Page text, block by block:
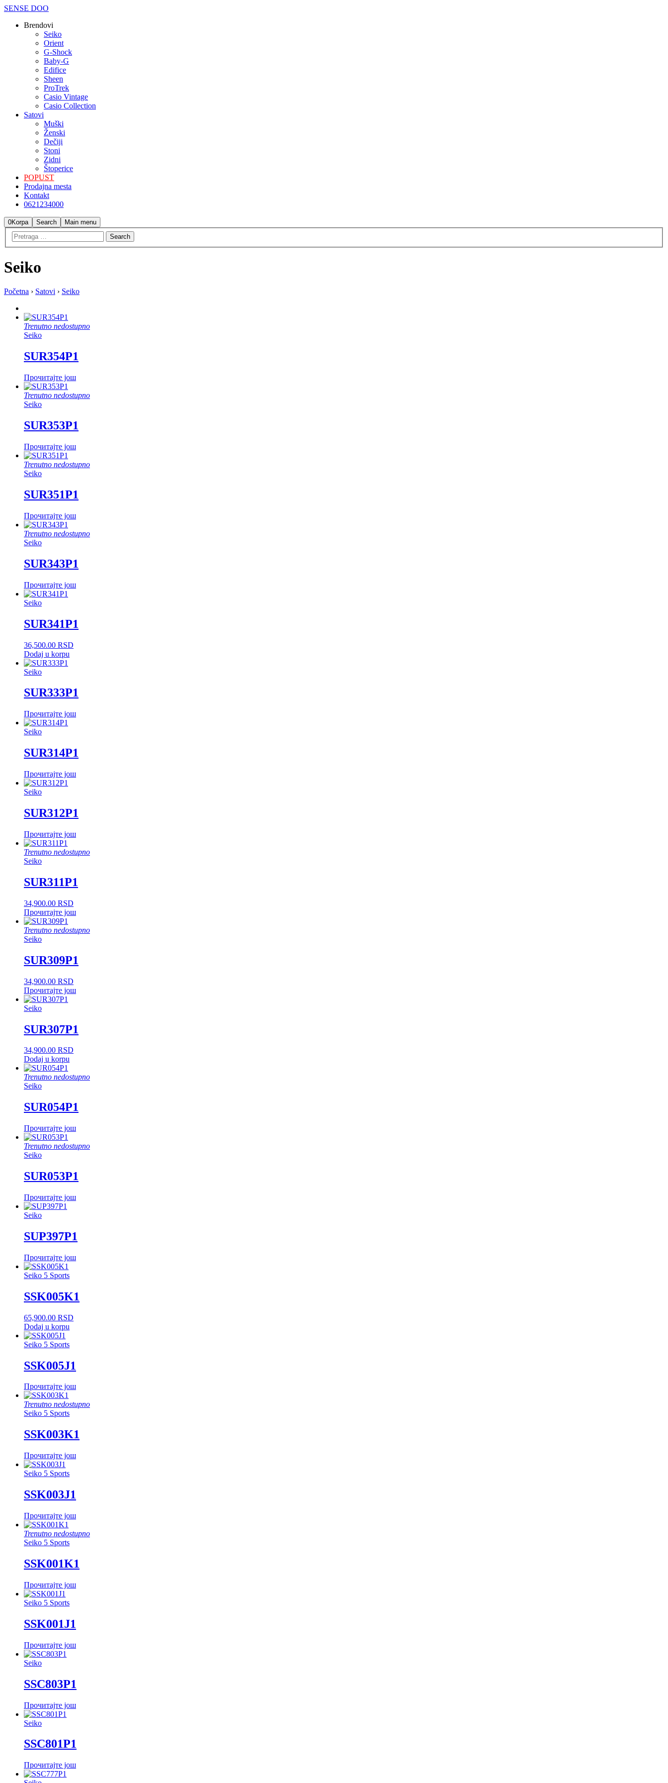
SENSE DOO
Brendovi
Seiko
Orient
G-Shock
Baby-G
Edifice
Sheen
ProTrek
Casio Vintage
Casio Collection
Satovi
Мuški
Ženski
Dečiji
Stoni
Zidni
Štoperice
POPUST
Prodajna mesta
Kontakt
0621234000
0Korpa Search Main menu
Seiko
Početna › Satovi › Seiko
Trenutno nedostupno
Seiko
SUR354P1
Прочитајте још
Trenutno nedostupno
Seiko
SUR353P1
Прочитајте још
Trenutno nedostupno
Seiko
SUR351P1
Прочитајте још
Trenutno nedostupno
Seiko
SUR343P1
Прочитајте још
Seiko
SUR341P1
36,500.00 RSD
Dodaj u korpu
Seiko
SUR333P1
Прочитајте још
Seiko
SUR314P1
Прочитајте још
Seiko
SUR312P1
Прочитајте још
Trenutno nedostupno
Seiko
SUR311P1
34,900.00 RSD
Прочитајте још
Trenutno nedostupno
Seiko
SUR309P1
34,900.00 RSD
Прочитајте још
Seiko
SUR307P1
34,900.00 RSD
Dodaj u korpu
Trenutno nedostupno
Seiko
SUR054P1
Прочитајте још
Trenutno nedostupno
Seiko
SUR053P1
Прочитајте још
Seiko
SUP397P1
Прочитајте још
Seiko 5 Sports
SSK005K1
65,900.00 RSD
Dodaj u korpu
Seiko 5 Sports
SSK005J1
Прочитајте још
Trenutno nedostupno
Seiko 5 Sports
SSK003K1
Прочитајте још
Seiko 5 Sports
SSK003J1
Прочитајте још
Trenutno nedostupno
Seiko 5 Sports
SSK001K1
Прочитајте још
Seiko 5 Sports
SSK001J1
Прочитајте још
Seiko
SSC803P1
Прочитајте још
Seiko
SSC801P1
Прочитајте још